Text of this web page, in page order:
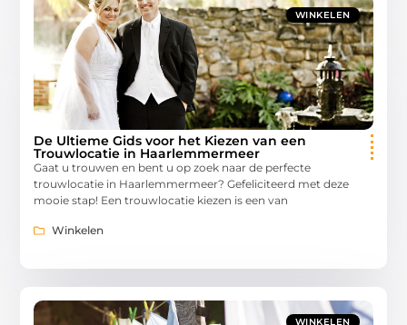
WINKELEN
De Ultieme Gids voor het Kiezen van een
Trouwlocatie in Haarlemmermeer
Gaat u trouwen en bent u op zoek naar de perfecte
trouwlocatie in Haarlemmermeer? Gefeliciteerd met deze
mooie stap! Een trouwlocatie kiezen is een van
Winkelen
WINKELEN